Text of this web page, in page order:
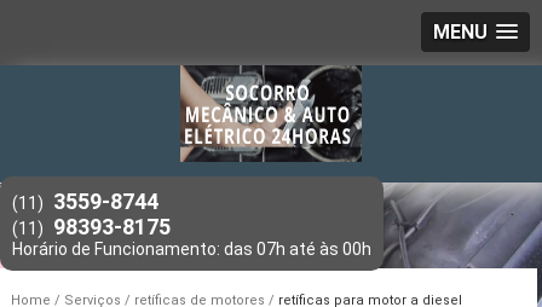
MENU
(11) 3559-8744
(11) 98393-8175
Home Serviços retíficas de motores retíficas para motor a diesel